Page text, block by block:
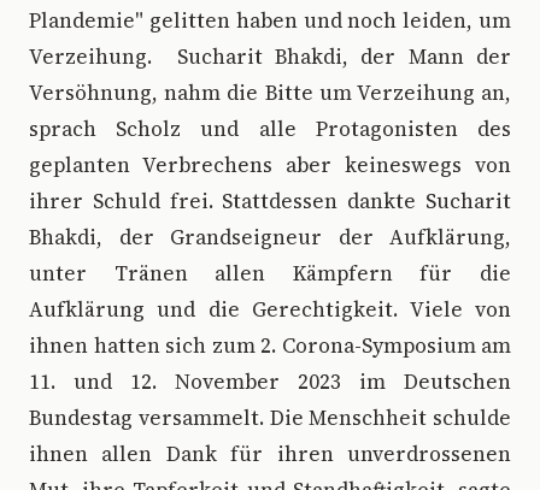
Plandemie" gelitten haben und noch leiden, um
Verzeihung. Sucharit Bhakdi, der Mann der
Versöhnung, nahm die Bitte um Verzeihung an,
sprach Scholz und alle Protagonisten des
geplanten Verbrechens aber keineswegs von
ihrer Schuld frei. Stattdessen dankte Sucharit
Bhakdi, der Grandseigneur der Aufklärung,
unter Tränen allen Kämpfern für die
Aufklärung und die Gerechtigkeit. Viele von
ihnen hatten sich zum 2. Corona-Symposium am
11. und 12. November 2023 im Deutschen
Bundestag versammelt. Die Menschheit schulde
ihnen allen Dank für ihren unverdrossenen